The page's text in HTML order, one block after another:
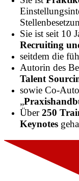
Sie ist seit 10
Recruiting
seitdem die
Autorin des
Talent
sowie Co-
„
Über250
Keynotes